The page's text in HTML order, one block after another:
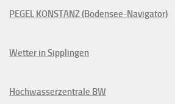
PEGEL KONSTANZ (Bodensee-Navigator)
Wetter in Sipplingen
Hochwasserzentrale BW